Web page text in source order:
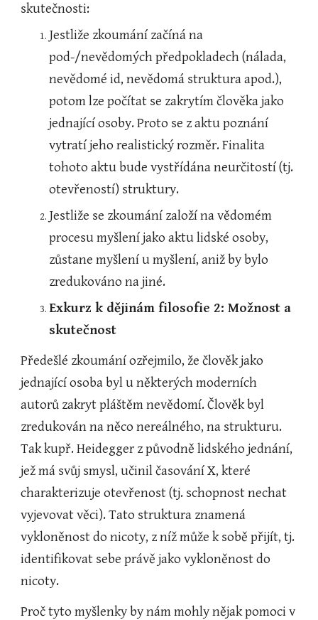
skutečnosti:
Jestliže zkoumání začíná na
pod-/nevědomých předpokladech (nálada,
nevědomé id, nevědomá struktura apod.),
potom lze počítat se zakrytím člověka jako
jednající osoby. Proto se z aktu poznání
vytratí jeho realistický rozměr. Finalita
tohoto aktu bude vystřídána neurčitostí (tj.
otevřeností) struktury.
Jestliže se zkoumání založí na vědomém
procesu myšlení jako aktu lidské osoby,
zůstane myšlení u myšlení, aniž by bylo
zredukováno na jiné.
Exkurz k dějinám filosofie 2: Možnost a
skutečnost
Předešlé zkoumání ozřejmilo, že člověk jako
jednající osoba byl u některých moderních
autorů zakryt pláštěm nevědomí. Člověk byl
zredukován na něco nereálného, na strukturu.
Tak kupř. Heidegger z původně lidského jednání,
jež má svůj smysl, učinil časování X, které
charakterizuje otevřenost (tj. schopnost nechat
vyjevovat věci). Tato struktura znamená
vykloněnost do nicoty, z níž může k sobě přijít, tj.
identifikovat sebe právě jako vykloněnost do
nicoty.
Proč tyto myšlenky by nám mohly nějak pomoci v